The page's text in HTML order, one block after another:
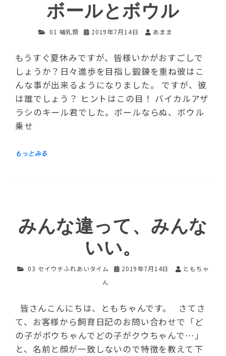
ボールとボウル
01 哺乳類 2019年7月14日 あまま
もうすぐ夏休みですが、皆様いかがおすごしで
しょうか？日々進歩を目指し鍛錬を重ね彼はこ
んな事が出来るようになりました。 ですが、彼
は誰でしょう？ ヒントはこの目！ バイカルアザ
ラシのキール君でした。ボールならぬ、ボウル
乗せ
みんな違って、みんな
いい。
03 セイウチふれあいタイム 2019年7月14日
ともちゃ
ん
皆さんこんにちは、ともちゃんです。 さてさ
て、お客様から飼育日記のお問い合わせで「ど
の子がポウちゃんでどの子がクウちゃんで…」
と、名前と顔が一致しないので特徴を教えて下